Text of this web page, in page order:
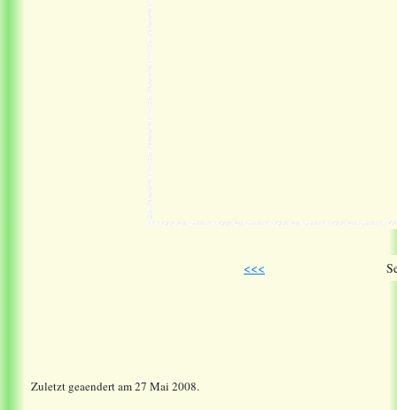
<<<
Zuletzt geaendert am 27 Mai 2008.